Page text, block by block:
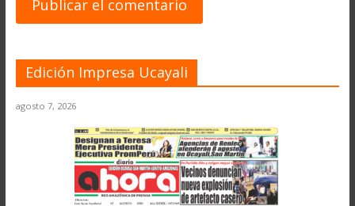
Edición Impresa Ucayali
agosto 7, 2026